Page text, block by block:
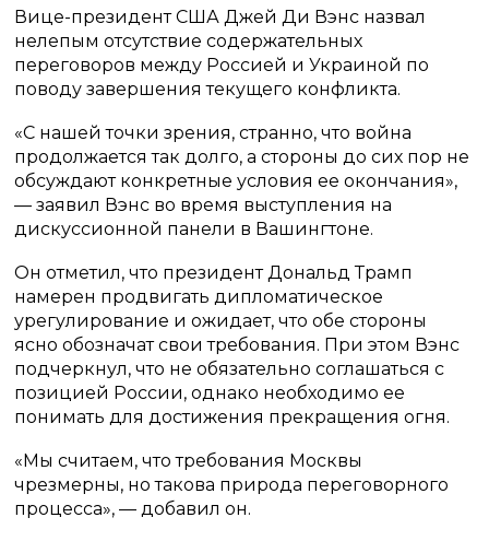
Вице-президент США Джей Ди Вэнс назвал
нелепым отсутствие содержательных
переговоров между Россией и Украиной по
поводу завершения текущего конфликта.
«С нашей точки зрения, странно, что война
продолжается так долго, а стороны до сих пор не
обсуждают конкретные условия ее окончания»,
— заявил Вэнс во время выступления на
дискуссионной панели в Вашингтоне.
Он отметил, что президент Дональд Трамп
намерен продвигать дипломатическое
урегулирование и ожидает, что обе стороны
ясно обозначат свои требования. При этом Вэнс
подчеркнул, что не обязательно соглашаться с
позицией России, однако необходимо ее
понимать для достижения прекращения огня.
«Мы считаем, что требования Москвы
чрезмерны, но такова природа переговорного
процесса», — добавил он.